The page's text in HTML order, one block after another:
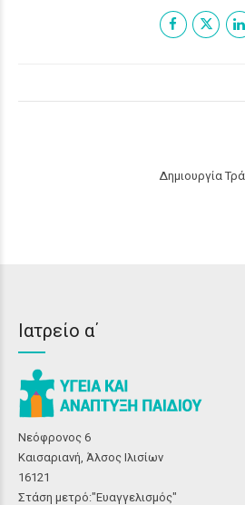
Δημιουργία
Ιατρείο α΄
Νεόφρονος 6
Καισαριανή, Άλσος Ιλισίων
16121
Στάση μετρό:"Ευαγγελισμός"